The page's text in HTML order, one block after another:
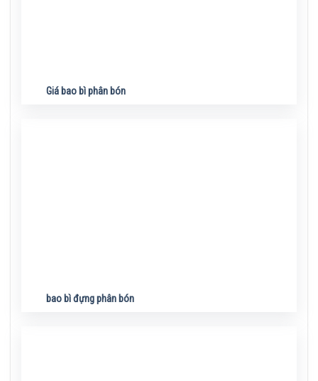
Giá bao bì phân bón
bao bì đựng phân bón